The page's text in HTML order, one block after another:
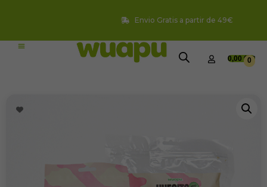
Envio Gratis a partir de 49€
0,00 €0